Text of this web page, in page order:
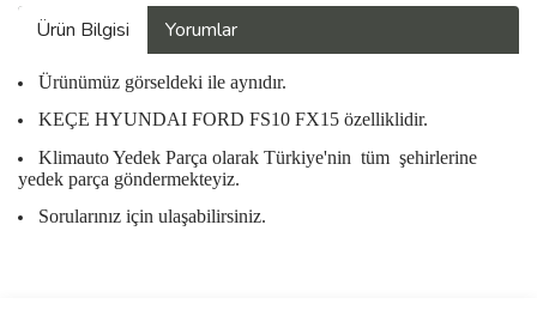
Ürün Bilgisi Yorumlar
Ürünümüz görseldeki ile aynıdır.
KEÇE HYUNDAI FORD FS10 FX15 özelliklidir.
Klimauto Yedek Parça olarak Türkiye'nin tüm şehirlerine
yedek parça göndermekteyiz.
Sorularınız için ulaşabilirsiniz.